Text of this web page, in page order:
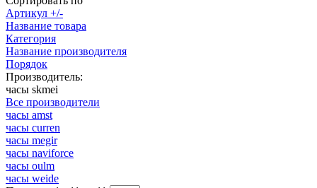
Артикул +/-
Название товара
Категория
Название производителя
Порядок
Производитель:
часы skmei
Все производители
часы amst
часы curren
часы megir
часы naviforce
часы oulm
часы weide